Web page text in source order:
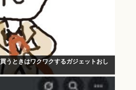
うときはワクワクするガジェットおし